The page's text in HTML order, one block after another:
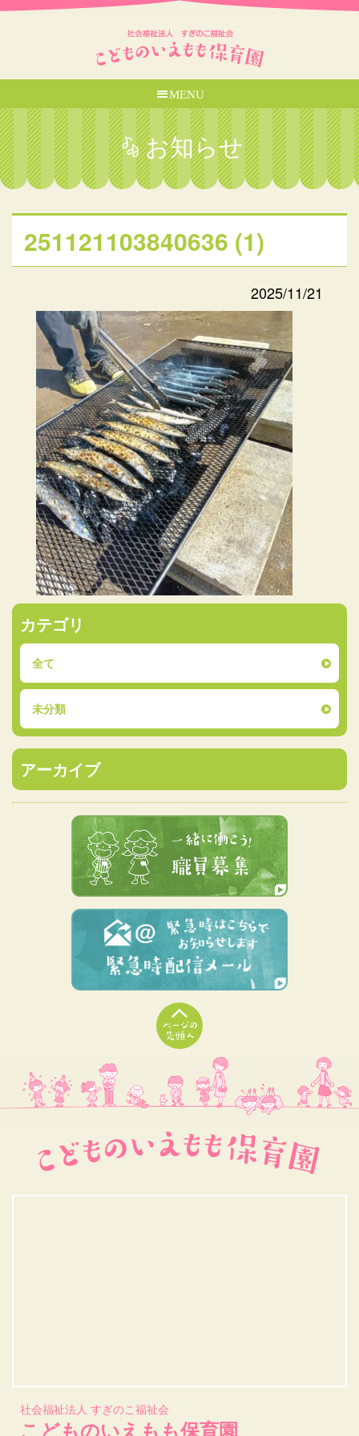
MENU
お知らせ
251121103840636 (1)
2025/11/21
カテゴリ
全て
未分類
アーカイブ
社会福祉法人 すぎのこ福祉会
こどものいえもも保育園